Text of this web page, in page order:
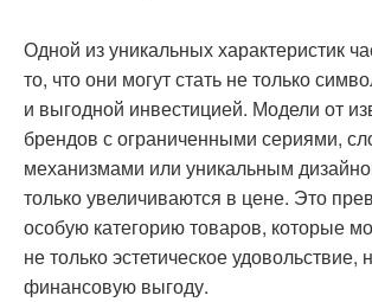
Одной из уникальных характеристик
то, что они могут стать не только
и выгодной инвестицией. Модели от
брендов с ограниченными сериями,
механизмами или уникальным
только увеличиваются в цене. Это
особую категорию товаров, которые
не только эстетическое удовольствие,
финансовую выгоду.